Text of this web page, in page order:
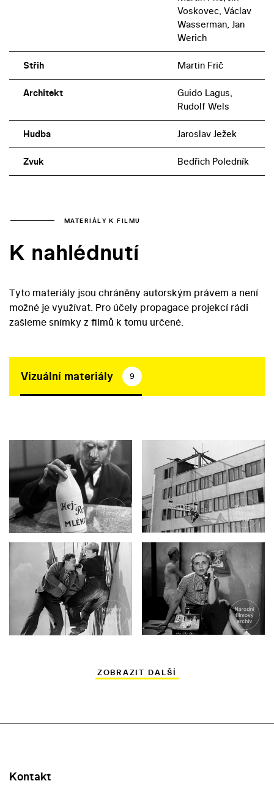
Voskovec, Václav
Wasserman, Jan
Werich
Střih Martin Frič
Architekt
Guido Lagus,
Rudolf Wels
Hudba Jaroslav Ježek
Zvuk Bedřich Poledník
MATERIÁLY K FILMU
K nahlédnutí
Tyto materiály jsou chráněny autorským právem a není
možné je využívat. Pro účely propagace projekcí rádi
zašleme snímky z filmů k tomu určené.
Vizuální materiály 9
ZOBRAZIT DALŠÍ
Kontakt